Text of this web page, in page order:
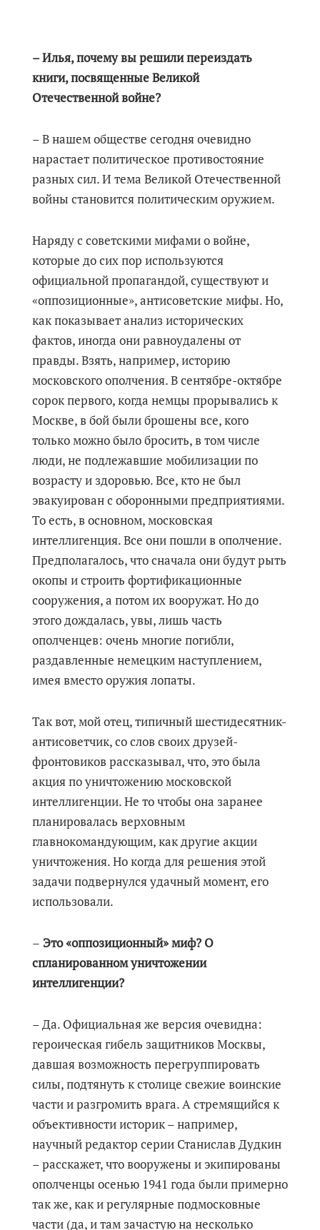
– Илья, почему вы решили переиздать
книги, посвященные Великой
Отечественной войне?
– В нашем обществе сегодня очевидно
нарастает политическое противостояние
разных сил. И тема Великой Отечественной
войны становится политическим оружием.
Наряду с советскими мифами о войне,
которые до сих пор используются
официальной пропагандой, существуют и
«оппозиционные», антисоветские мифы. Но,
как показывает анализ исторических
фактов, иногда они равноудалены от
правды. Взять, например, историю
московского ополчения. В сентябре-октябре
сорок первого, когда немцы прорывались к
Москве, в бой были брошены все, кого
только можно было бросить, в том числе
люди, не подлежавшие мобилизации по
возрасту и здоровью. Все, кто не был
эвакуирован с оборонными предприятиями.
То есть, в основном, московская
интеллигенция. Все они пошли в ополчение.
Предполагалось, что сначала они будут рыть
окопы и строить фортификационные
сооружения, а потом их вооружат. Но до
этого дождалась, увы, лишь часть
ополченцев: очень многие погибли,
раздавленные немецким наступлением,
имея вместо оружия лопаты.
Так вот, мой отец, типичный шестидесятник-
антисоветчик, со слов своих друзей-
фронтовиков рассказывал, что, это была
акция по уничтожению московской
интеллигенции. Не то чтобы она заранее
планировалась верховным
главнокомандующим, как другие акции
уничтожения. Но когда для решения этой
задачи подвернулся удачный момент, его
использовали.
– Это «оппозиционный» миф? О
спланированном уничтожении
интеллигенции?
– Да. Официальная же версия очевидна:
героическая гибель защитников Москвы,
давшая возможность перегруппировать
силы, подтянуть к столице свежие воинские
части и разгромить врага. А стремящийся к
объективности историк – например,
научный редактор серии Станислав Дудкин
– расскажет, что вооружены и экипированы
ополченцы осенью 1941 года были примерно
так же, как и регулярные подмосковные
части (да, и там зачастую на несколько